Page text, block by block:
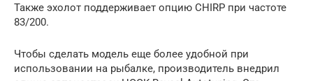
Также эхолот поддерживает опцию CHIRP при частоте
83/200.
Чтобы сделать модель еще более удобной при
использовании на рыбалке, производитель внедрил